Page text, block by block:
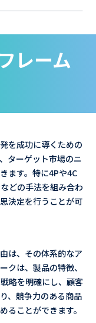
レーム
を成功に導くための
ターゲット市場のニ
ます。特に4Pや4C
どの手法を組み合わ
決定を行うことが可
は、その体系的なア
クは、製品の特徴、
略を明確にし、顧客
、競争力のある商品
ることができます。